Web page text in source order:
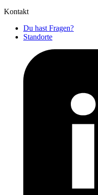
Kontakt
Du hast Fragen?
Standorte